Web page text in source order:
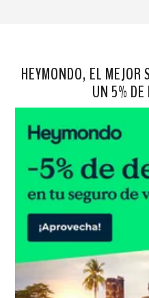
HEYMONDO, EL MEJOR
UN 5% DE